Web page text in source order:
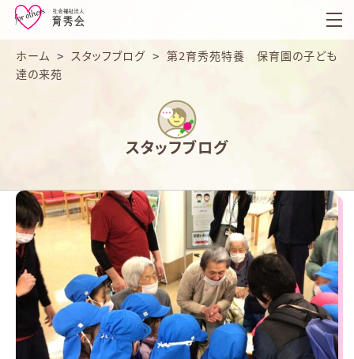
育
秀
会
ホーム > スタッフブログ > 第2育秀苑特養 保育園の子ども
達の来苑
スタッフブログ